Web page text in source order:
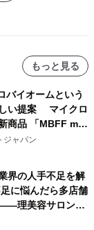
もっと見る
バイオームという
い提案 マイクロ
商品 「MBFF mb
を2026年8月6日
ジャパン
界の人手不足を解
に悩んだら多店舗
理美容サロン
科書』2026年8月